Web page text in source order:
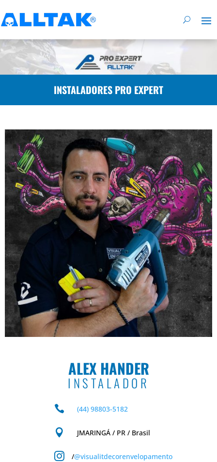
INSTALADORES PRO EXPERT
ALEX HANDER
INSTALADOR
 (44) 98803-5182
 JMARINGÁ / PR / Brasil
 /@visualitdecorenvelopamento